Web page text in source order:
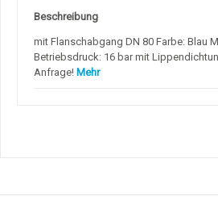
Beschreibung
mit Flanschabgang DN 80 Farbe: Blau
Betriebsdruck: 16 bar mit
Anfrage! Mehr